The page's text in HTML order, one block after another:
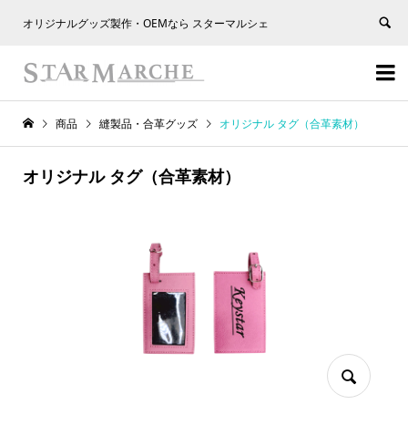
オリジナルグッズ製作・OEMなら スターマルシェ


商品 縫製品・合革グッズ オリジナル タグ（合革素材）
オリジナル タグ（合革素材）